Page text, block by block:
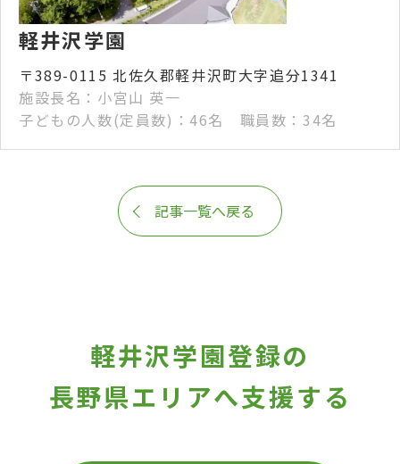
軽井沢学園
〒389-0115 北佐久郡軽井沢町大字追分1341
施設長名：小宮山 英一
子どもの人数(定員数)：46名 職員数：34名
記事一覧へ戻る
軽井沢学園登録の
長野県エリアへ支援する